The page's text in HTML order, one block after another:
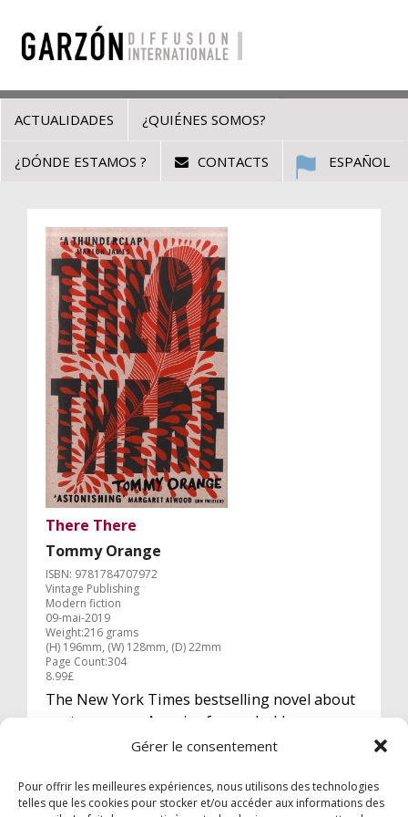
Gérer le consentement
Pour offrir les meilleures expériences, nous utilisons des technologies
telles que les cookies pour stocker et/ou accéder aux informations des
ACTUALIDADES ¿QUIÉNES SOMOS?
¿DÓNDE ESTAMOS ? CONTACTS ESPAÑOL
There There
Tommy Orange
ISBN: 9781784707972
Vintage Publishing
Modern fiction
09-mai-2019
Weight:216 grams
(H) 196mm, (W) 128mm, (D) 22mm
Page Count:304
8.99£
The New York Times bestselling novel about
contemporary America from a bold new
Native American voice. `A thunderclap' Marlon